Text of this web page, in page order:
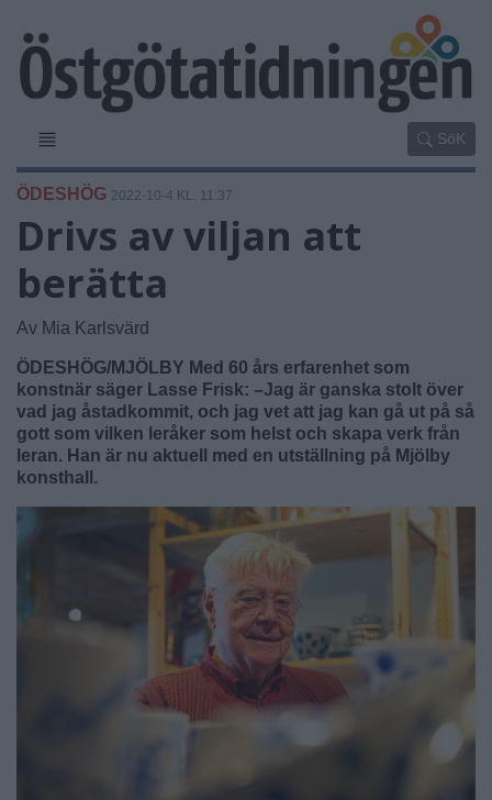
SöK
ÖDESHÖG 2022-10-4 KL. 11:37
Drivs av viljan att
berätta
Av Mia Karlsvärd
ÖDESHÖG/MJÖLBY Med 60 års erfarenhet som
konstnär säger Lasse Frisk: –Jag är ganska stolt över
vad jag åstadkommit, och jag vet att jag kan gå ut på så
gott som vilken leråker som helst och skapa verk från
leran. Han är nu aktuell med en utställning på Mjölby
konsthall.